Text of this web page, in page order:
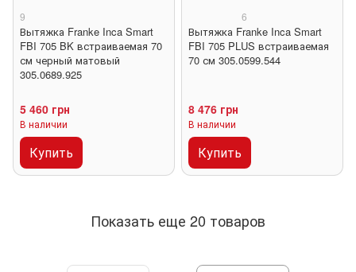
9
Вытяжка Franke Inca Smart
FBI 705 BK встраиваемая 70
см черный матовый
305.0689.925
5 460 грн
В наличии
Купить
6
Вытяжка Franke Inca Smart
FBI 705 PLUS встраиваемая
70 см 305.0599.544
8 476 грн
В наличии
Купить
Показать еще 20 товаров